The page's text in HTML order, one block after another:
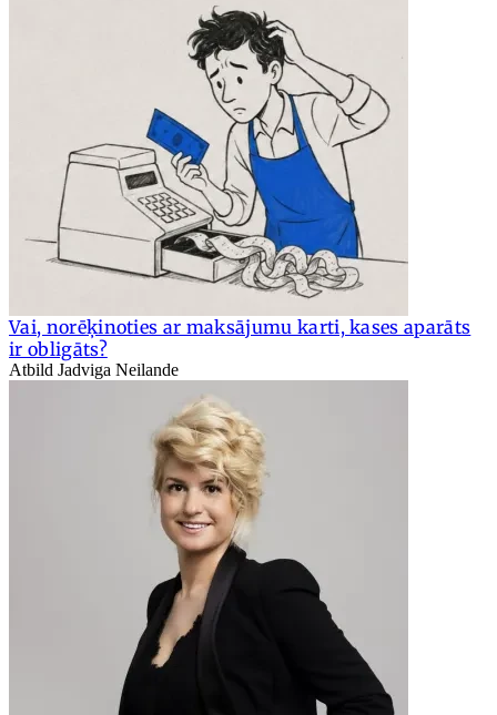
Vai, norēķinoties ar maksājumu karti, kases aparāts
ir obligāts?
Atbild Jadviga Neilande